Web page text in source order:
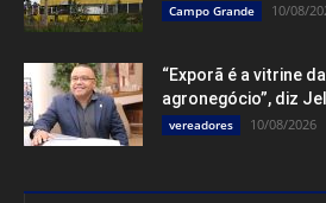
Campo Grande 10/08/
“Exporã é a vitrine
agronegócio”, diz
vereadores 10/08/2026